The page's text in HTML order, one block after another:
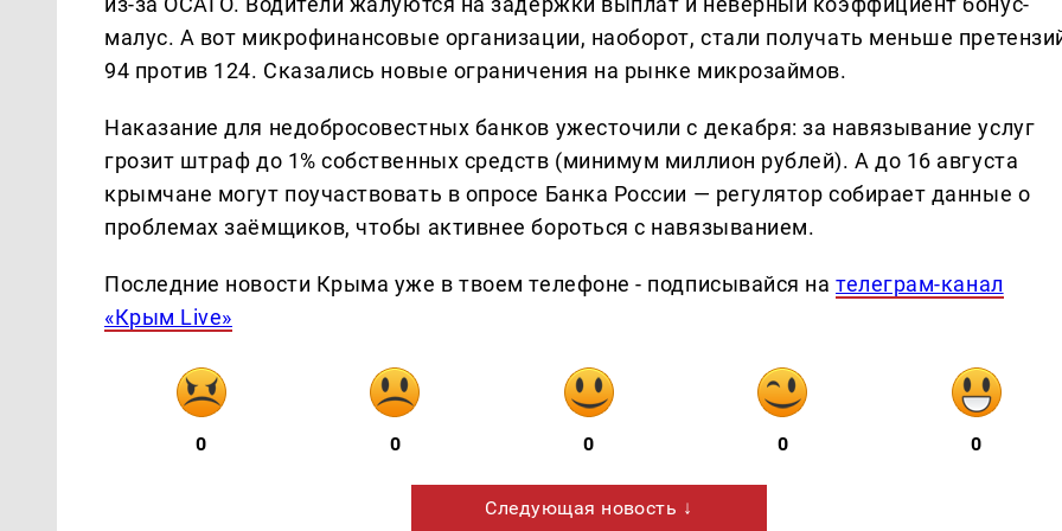
малус. А вот микрофинансовые организации, наоборот, стали получать меньше
94 против 124. Сказались новые ограничения на рынке микрозаймов.
Наказание для недобросовестных банков ужесточили с декабря: за навязывание услуг
грозит штраф до 1% собственных средств (минимум миллион рублей). А до 16 августа
крымчане могут поучаствовать в опросе Банка России — регулятор собирает данные о
проблемах заёмщиков, чтобы активнее бороться с навязыванием.
Последние новости Крыма уже в твоем телефоне - подписывайся нателеграм-канал
«Крым Live»
0 0 0 0 0
Следующая новость ↓